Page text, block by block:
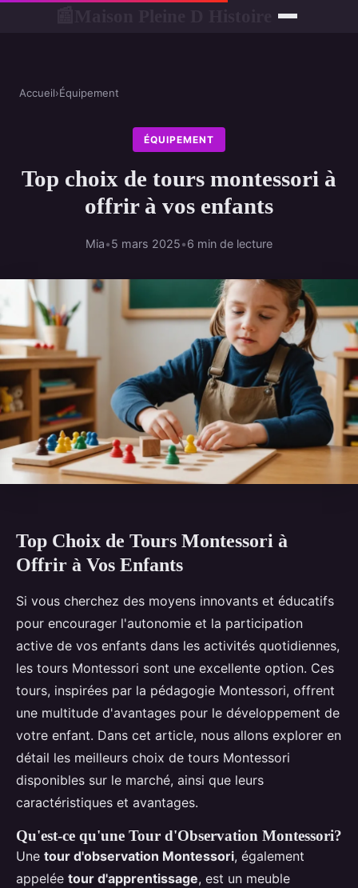
Accueil›Équipement
ÉQUIPEMENT
Top choix de tours montessori à
offrir à vos enfants
Mia•5 mars 2025•6 min de lecture
Top Choix de Tours Montessori à
Offrir à Vos Enfants
Si vous cherchez des moyens innovants et éducatifs
pour encourager l'autonomie et la participation
active de vos enfants dans les activités quotidiennes,
les tours Montessori sont une excellente option. Ces
tours, inspirées par la pédagogie Montessori, offrent
une multitude d'avantages pour le développement de
votre enfant. Dans cet article, nous allons explorer en
détail les meilleurs choix de tours Montessori
disponibles sur le marché, ainsi que leurs
caractéristiques et avantages.
Qu'est-ce qu'une Tour d'Observation Montessori?
Une tour d'observation Montessori, également
appelée tour d'apprentissage, est un meuble